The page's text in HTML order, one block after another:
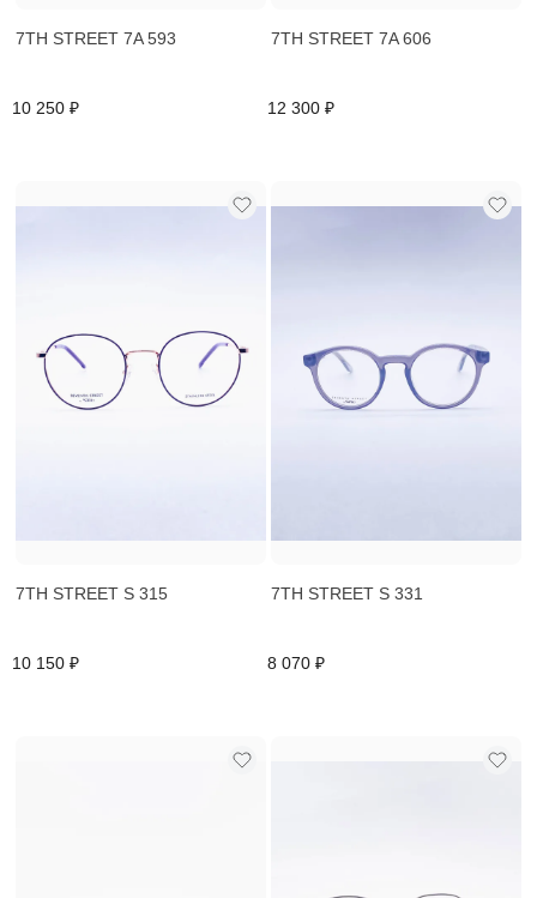
7TH STREET 7A 593
10 250 ₽
7TH STREET 7A 606
12 300 ₽
7TH STREET S 315
10 150 ₽
7TH STREET S 331
8 070 ₽